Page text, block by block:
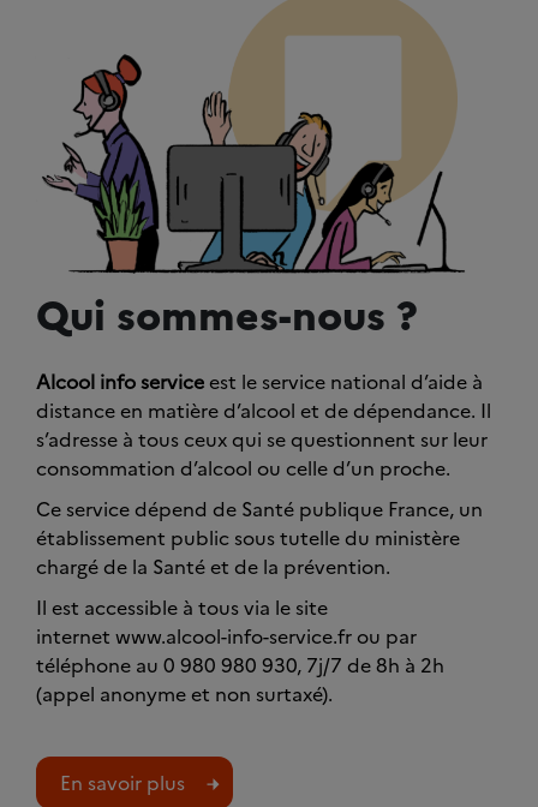
Qui sommes-nous ?
Alcool info service est le service national d’aide à
distance en matière d’alcool et de dépendance. Il
s’adresse à tous ceux qui se questionnent sur leur
consommation d’alcool ou celle d’un proche.
Ce service dépend de Santé publique France, un
établissement public sous tutelle du ministère
chargé de la Santé et de la prévention.
Il est accessible à tous via le site
internet www.alcool-info-service.fr ou par
téléphone au 0 980 980 930, 7j/7 de 8h à 2h
(appel anonyme et non surtaxé).
En savoir plus